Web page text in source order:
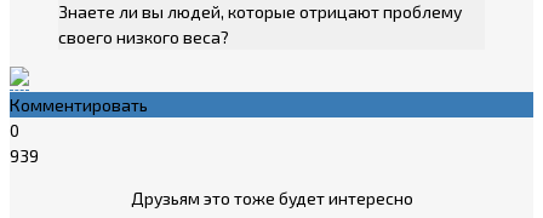
Знаете ли вы людей, которые отрицают проблему
своего низкого веса?
Комментировать
0
939
Друзьям это тоже будет интересно